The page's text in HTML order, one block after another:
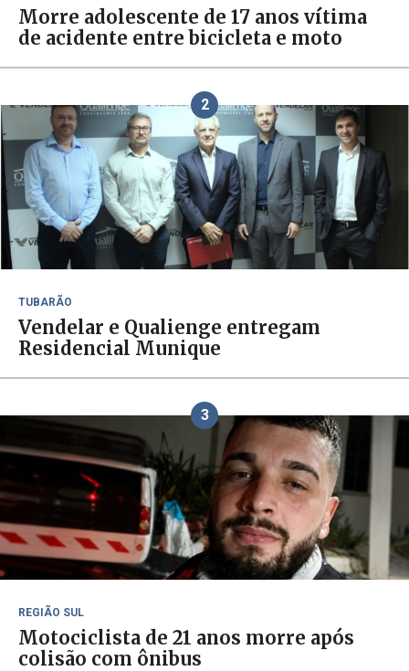
Morre adolescente de 17 anos vítima
de acidente entre bicicleta e moto
2
TUBARÃO
Vendelar e Qualienge entregam
Residencial Munique
3
REGIÃO SUL
Motociclista de 21 anos morre após
colisão com ônibus